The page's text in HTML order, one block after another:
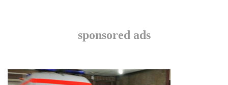
sponsored ads